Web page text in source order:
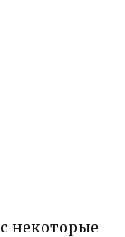
некоторые